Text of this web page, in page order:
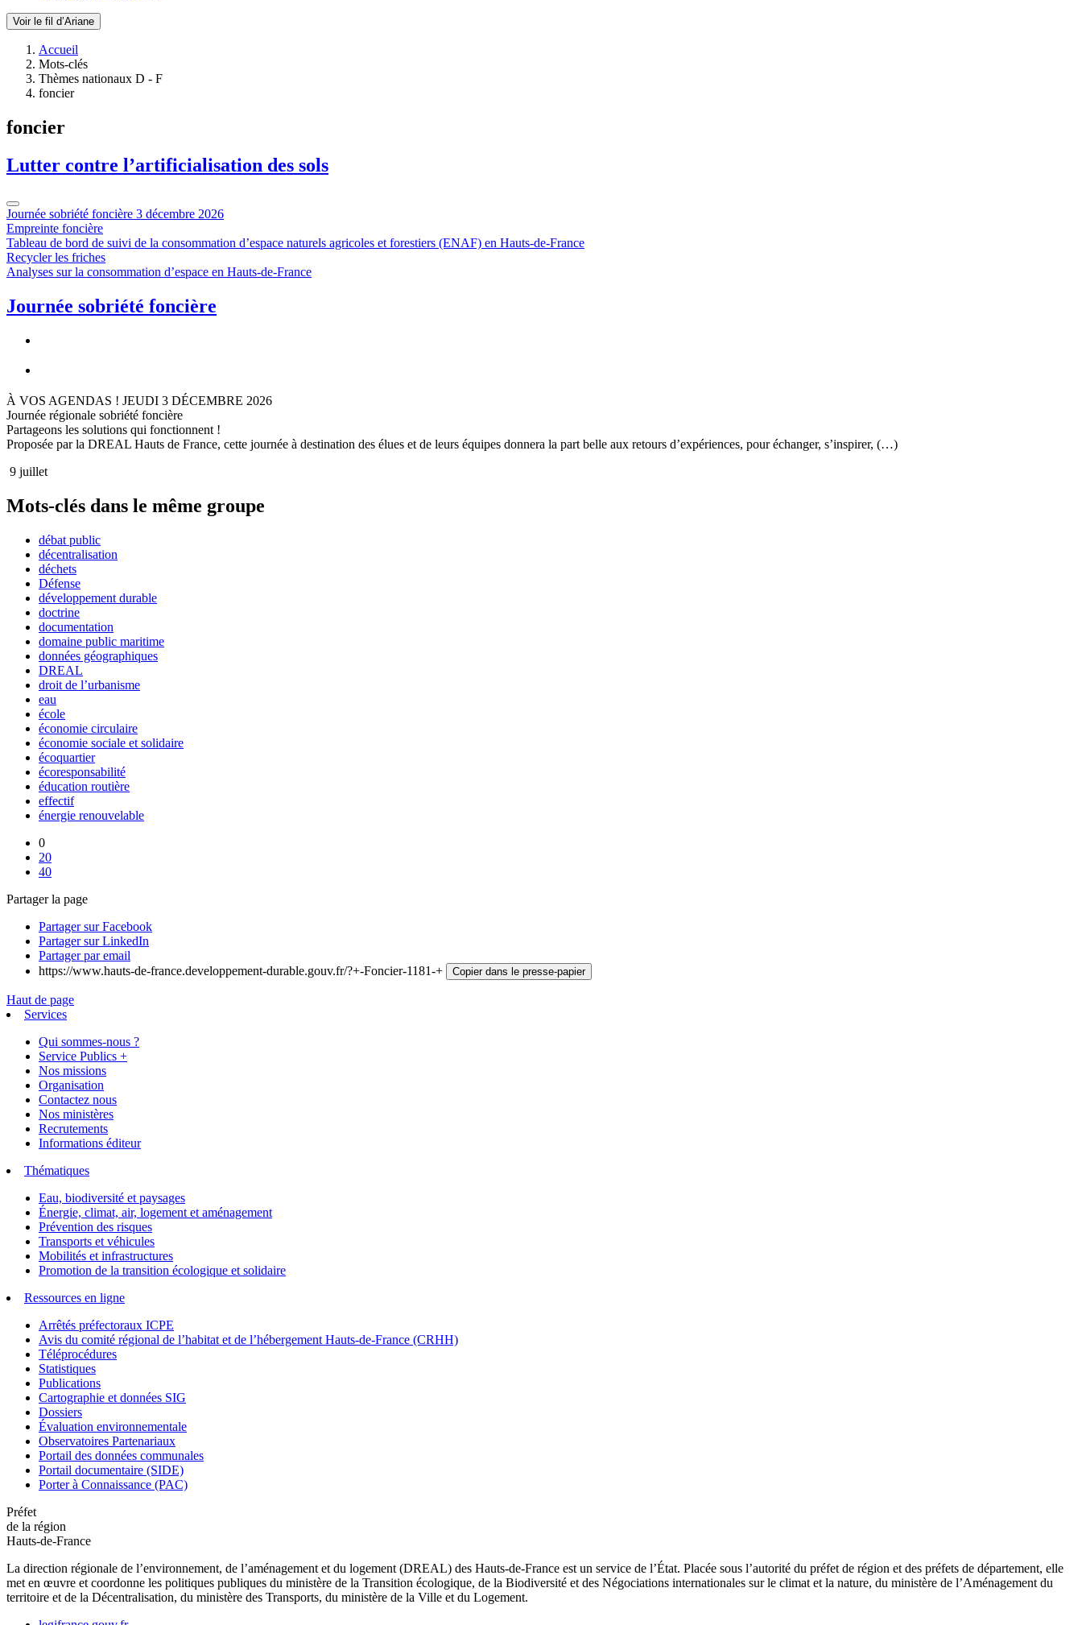
Voir le fil d’Ariane
Accueil
Mots-clés
Thèmes nationaux D - F
foncier
foncier
Lutter contre l’artificialisation des sols
Journée sobriété foncière 3 décembre 2026
Empreinte foncière
Tableau de bord de suivi de la consommation d’espace naturels agricoles et forestiers (ENAF) en Hauts-de-France
Recycler les friches
Analyses sur la consommation d’espace en Hauts-de-France
Journée sobriété foncière
À VOS AGENDAS ! JEUDI 3 DÉCEMBRE 2026
Journée régionale sobriété foncière
Partageons les solutions qui fonctionnent !
Proposée par la DREAL Hauts de France, cette journée à destination des élues et de leurs équipes donnera la part belle aux retours d’expériences, pour échanger, s’inspirer, (…)
9 juillet
Mots-clés dans le même groupe
débat public
décentralisation
déchets
Défense
développement durable
doctrine
documentation
domaine public maritime
données géographiques
DREAL
droit de l’urbanisme
eau
école
économie circulaire
économie sociale et solidaire
écoquartier
écoresponsabilité
éducation routière
effectif
énergie renouvelable
0
20
40
Partager la page
Partager sur Facebook
Partager sur LinkedIn
Partager par email
https://www.hauts-de-france.developpement-durable.gouv.fr/?+-Foncier-1181-+
Copier dans le presse-papier
Haut de page
Services
Qui sommes-nous ?
Service Publics +
Nos missions
Organisation
Contactez nous
Nos ministères
Recrutements
Informations éditeur
Thématiques
Eau, biodiversité et paysages
Énergie, climat, air, logement et aménagement
Prévention des risques
Transports et véhicules
Mobilités et infrastructures
Promotion de la transition écologique et solidaire
Ressources en ligne
Arrêtés préfectoraux ICPE
Avis du comité régional de l’habitat et de l’hébergement Hauts-de-France (CRHH)
Téléprocédures
Statistiques
Publications
Cartographie et données SIG
Dossiers
Évaluation environnementale
Observatoires Partenariaux
Portail des données communales
Portail documentaire (SIDE)
Porter à Connaissance (PAC)
Préfet
de la région
Hauts-de-France
La direction régionale de l’environnement, de l’aménagement et du logement (DREAL) des Hauts-de-France est un service de l’État. Placée sous l’autorité du préfet de région et des préfets de département, elle
met en œuvre et coordonne les politiques publiques du ministère de la Transition écologique, de la Biodiversité et des Négociations internationales sur le climat et la nature, du ministère de l’Aménagement du
territoire et de la Décentralisation, du ministère des Transports, du ministère de la Ville et du Logement.